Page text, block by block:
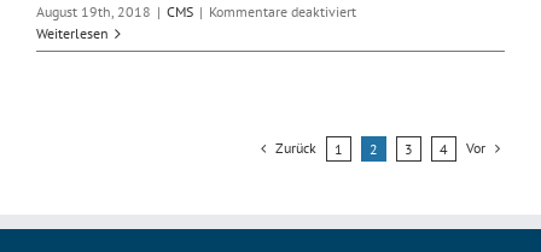
August 19th, 2018 | CMS | Kommentare deaktiviertfür
auf
vorgeführt
Weiterlesen
Zurück 1 2 3 4 Vor